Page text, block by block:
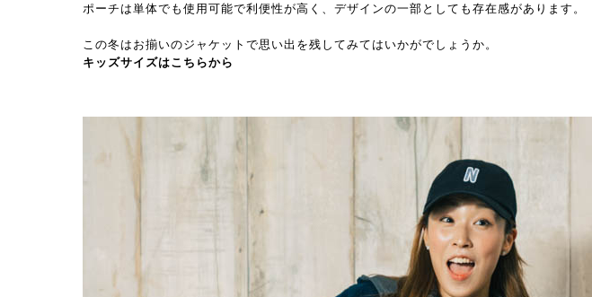
ポーチは単体でも使用可能で利便性が高く、デザインの一部としても存在感があります。
この冬はお揃いのジャケットで思い出を残してみてはいかがでしょうか。
キッズサイズはこちらから